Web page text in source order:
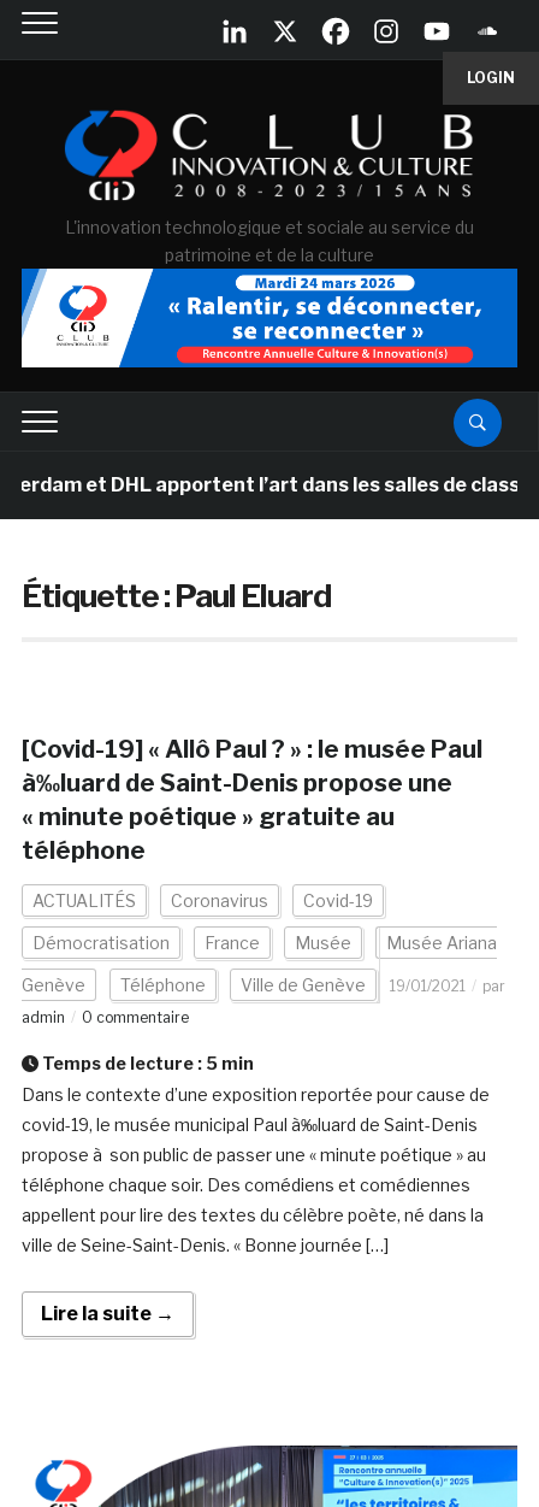
LOGIN
L'innovation technologique et sociale au service du
patrimoine et de la culture
et DHL apportent l’art dans les salles de classe
Étiquette :Paul Eluard
[Covid-19] « Allô Paul ? » : le musée Paul
à‰luard de Saint-Denis propose une
« minute poétique » gratuite au
téléphone
ACTUALITÉS Coronavirus Covid-19
Démocratisation France Musée Musée Ariana
Genève Téléphone Ville de Genève 19/01/2021
par
admin
0 commentaire
Temps de lecture : 5 min
Dans le contexte d’une exposition reportée pour cause de
covid-19, le musée municipal Paul à‰luard de Saint-Denis
propose à son public de passer une « minute poétique » au
téléphone chaque soir. Des comédiens et comédiennes
appellent pour lire des textes du célèbre poète, né dans la
ville de Seine-Saint-Denis. « Bonne journée […]
Lire la suite →